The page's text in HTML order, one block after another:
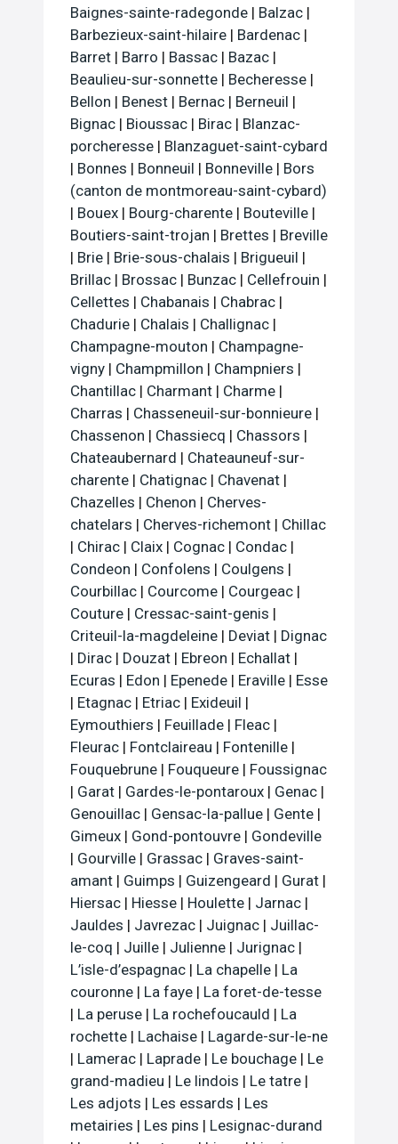
Baignes-sainte-radegonde | Balzac |
Barbezieux-saint-hilaire | Bardenac |
Barret | Barro | Bassac | Bazac |
Beaulieu-sur-sonnette | Becheresse |
Bellon | Benest | Bernac | Berneuil |
Bignac | Bioussac | Birac | Blanzac-
porcheresse | Blanzaguet-saint-cybard
| Bonnes | Bonneuil | Bonneville | Bors
(canton de montmoreau-saint-cybard)
| Bouex | Bourg-charente | Bouteville |
Boutiers-saint-trojan | Brettes | Breville
| Brie | Brie-sous-chalais | Brigueuil |
Brillac | Brossac | Bunzac | Cellefrouin |
Cellettes | Chabanais | Chabrac |
Chadurie | Chalais | Challignac |
Champagne-mouton | Champagne-
vigny | Champmillon | Champniers |
Chantillac | Charmant | Charme |
Charras | Chasseneuil-sur-bonnieure |
Chassenon | Chassiecq | Chassors |
Chateaubernard | Chateauneuf-sur-
charente | Chatignac | Chavenat |
Chazelles | Chenon | Cherves-
chatelars | Cherves-richemont | Chillac
| Chirac | Claix | Cognac | Condac |
Condeon | Confolens | Coulgens |
Courbillac | Courcome | Courgeac |
Couture | Cressac-saint-genis |
Criteuil-la-magdeleine | Deviat | Dignac
| Dirac | Douzat | Ebreon | Echallat |
Ecuras | Edon | Epenede | Eraville | Esse
| Etagnac | Etriac | Exideuil |
Eymouthiers | Feuillade | Fleac |
Fleurac | Fontclaireau | Fontenille |
Fouquebrune | Fouqueure | Foussignac
| Garat | Gardes-le-pontaroux | Genac |
Genouillac | Gensac-la-pallue | Gente |
Gimeux | Gond-pontouvre | Gondeville
| Gourville | Grassac | Graves-saint-
amant | Guimps | Guizengeard | Gurat |
Hiersac | Hiesse | Houlette | Jarnac |
Jauldes | Javrezac | Juignac | Juillac-
le-coq | Juille | Julienne | Jurignac |
L’isle-d’espagnac | La chapelle | La
couronne | La faye | La foret-de-tesse
| La peruse | La rochefoucauld | La
rochette | Lachaise | Lagarde-sur-le-ne
| Lamerac | Laprade | Le bouchage | Le
grand-madieu | Le lindois | Le tatre |
Les adjots | Les essards | Les
metairies | Les pins | Lesignac-durand